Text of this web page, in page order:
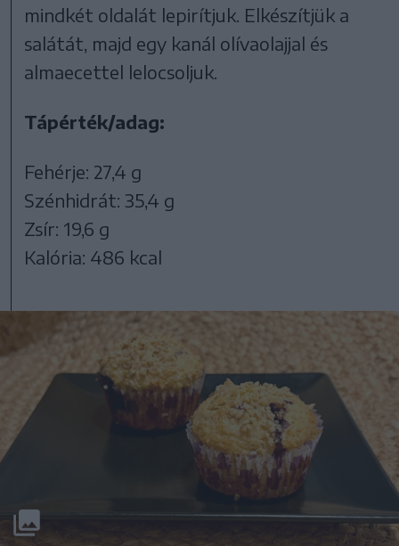
mindkét oldalát lepirítjuk. Elkészítjük a
salátát, majd egy kanál olívaolajjal és
almaecettel lelocsoljuk.
Tápérték/adag:
Fehérje: 27,4 g
Szénhidrát: 35,4 g
Zsír: 19,6 g
Kalória: 486 kcal